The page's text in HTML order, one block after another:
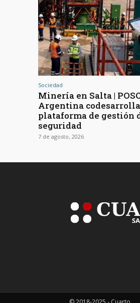
Sociedad
Minería en Salta |
Argentina
plataforma de gestión
seguridad
7 de agosto, 2026